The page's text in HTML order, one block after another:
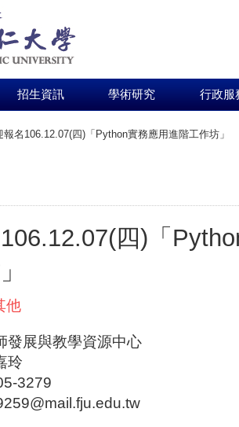
招生資訊 學術研究 行政服
報名106.12.07(四)「Python實務應用進階工作坊」
四)「
他
發展與教學資源中心
玲
3279